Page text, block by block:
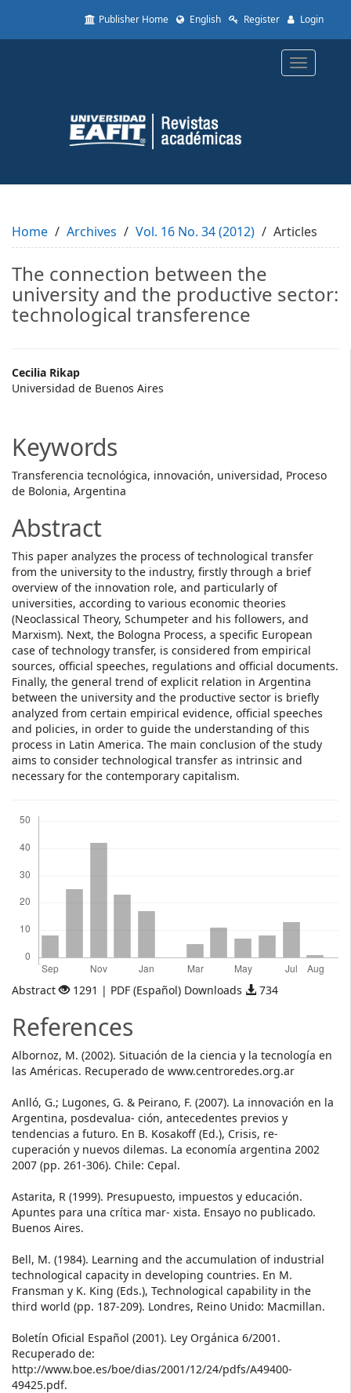
to
Content
Sidebar
Publisher Home English Register Login
Toggle
Home Archives Vol. 16 No. 34 (2012) Articles
The connection between the
university and the productive sector:
technological transference
Main
Article
Cecilia Rikap
Universidad de Buenos Aires
Keywords
Transferencia tecnológica, innovación, universidad, Proceso
de Bolonia, Argentina
Abstract
This paper analyzes the process of technological transfer
from the university to the industry, firstly through a brief
overview of the innovation role, and particularly of
universities, according to various economic theories
(Neoclassical Theory, Schumpeter and his followers, and
Marxism). Next, the Bologna Process, a specific European
case of technology transfer, is considered from empirical
sources, official speeches, regulations and official documents.
Finally, the general trend of explicit relation in Argentina
between the university and the productive sector is briefly
analyzed from certain empirical evidence, official speeches
and policies, in order to guide the understanding of this
process in Latin America. The main conclusion of the study
aims to consider technological transfer as intrinsic and
necessary for the contemporary capitalism.
Abstract 1291 | PDF (Español) Downloads 734
References
Albornoz, M. (2002). Situación de la ciencia y la tecnología en
las Américas. Recuperado de www.centroredes.org.ar
Anlló, G.; Lugones, G. & Peirano, F. (2007). La innovación en la
Argentina, posdevalua- ción, antecedentes previos y
tendencias a futuro. En B. Kosakoff (Ed.), Crisis, re-
cuperación y nuevos dilemas. La economía argentina 2002
2007 (pp. 261-306). Chile: Cepal.
Astarita, R (1999). Presupuesto, impuestos y educación.
Apuntes para una crítica mar- xista. Ensayo no publicado.
Buenos Aires.
Bell, M. (1984). Learning and the accumulation of industrial
technological capacity in developing countries. En M.
Fransman y K. King (Eds.), Technological capability in the
third world (pp. 187-209). Londres, Reino Unido: Macmillan.
Boletín Oficial Español (2001). Ley Orgánica 6/2001.
Recuperado de:
http://www.boe.es/boe/dias/2001/12/24/pdfs/A49400-
49425.pdf.